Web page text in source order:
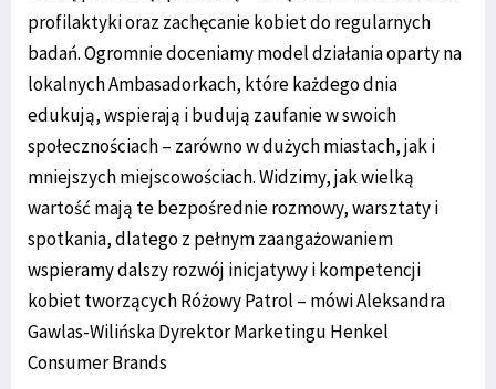
profilaktyki oraz zachęcanie kobiet do regularnych
badań. Ogromnie doceniamy model działania oparty na
lokalnych Ambasadorkach, które każdego dnia
edukują, wspierają i budują zaufanie w swoich
społecznościach – zarówno w dużych miastach, jak i
mniejszych miejscowościach. Widzimy, jak wielką
wartość mają te bezpośrednie rozmowy, warsztaty i
spotkania, dlatego z pełnym zaangażowaniem
wspieramy dalszy rozwój inicjatywy i kompetencji
kobiet tworzących Różowy Patrol – mówi Aleksandra
Gawlas-Wilińska Dyrektor Marketingu Henkel
Consumer Brands